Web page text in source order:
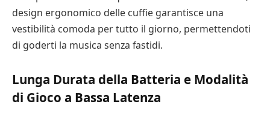
design ergonomico delle cuffie garantisce una
vestibilità comoda per tutto il giorno, permettendoti
di goderti la musica senza fastidi.
Lunga Durata della Batteria e Modalità
di Gioco a Bassa Latenza